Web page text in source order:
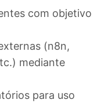
com objetivo
(n8n,
mediante
para uso